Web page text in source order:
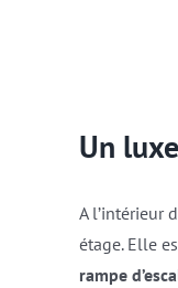
Un
A l’intérieur
étage. Elle
rampe